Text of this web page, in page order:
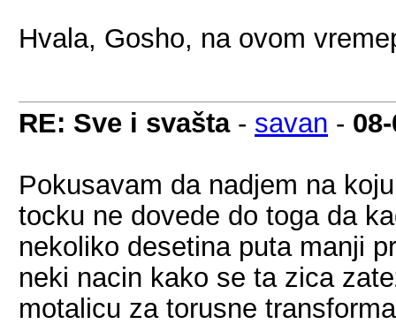
Hvala, Gosho, na ovom
RE: Sve i svašta- savan -
Pokusavam da nadjem na
tocku ne dovede do toga da
nekoliko desetina puta manji
neki nacin kako se ta zica
motalicu za torusne